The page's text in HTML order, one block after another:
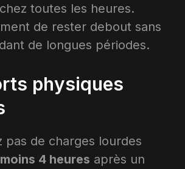
toutes les heures.
de rester debout sans
de longues périodes.
physiques
pas de charges lourdes
4 heures après un